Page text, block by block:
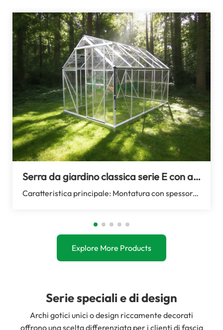
Serra da giardino classica serie E con accesso facilitato.
Caratteristica principale: Montatura con spessore da 1,0 mm a 2,0 mm, trasparente e resistente agli urti...
Explore More Products
Serie speciali e di design
Archi gotici unici o design riccamente decorati
offrono una scelta differenziata per i clienti di fascia